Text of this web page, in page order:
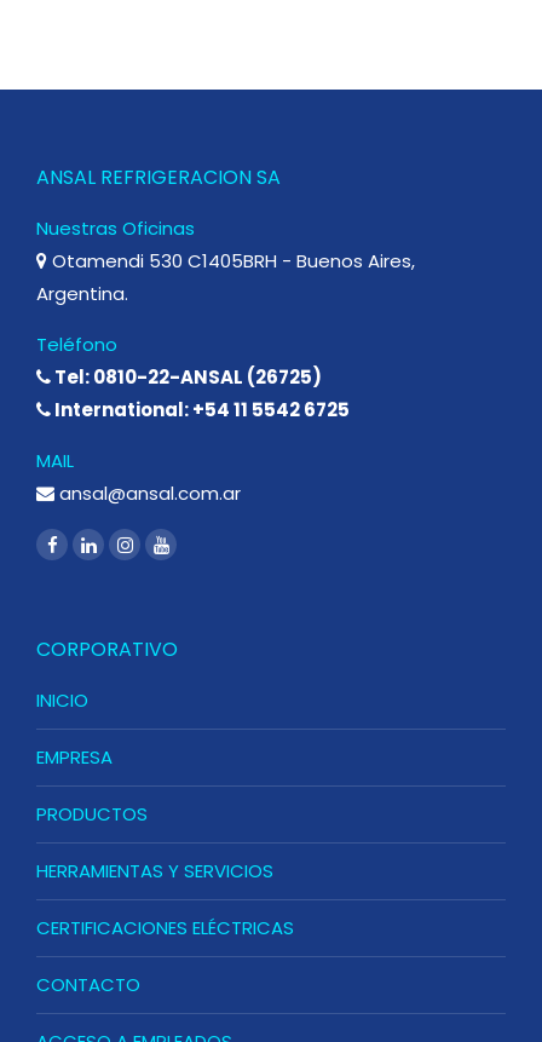
ANSAL REFRIGERACION SA
Nuestras Oficinas
Otamendi 530 C1405BRH - Buenos Aires,
Argentina.
Teléfono
Tel: 0810-22-ANSAL (26725)
International: +54 11 5542 6725
MAIL
ansal@ansal.com.ar
CORPORATIVO
INICIO
EMPRESA
PRODUCTOS
HERRAMIENTAS Y SERVICIOS
CERTIFICACIONES ELÉCTRICAS
CONTACTO